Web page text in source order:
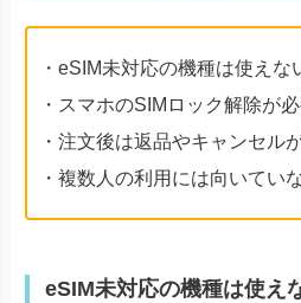
・eSIM未対応の機種は使えな
・スマホのSIMロック解除が
・注文後は返品やキャンセル
・複数人の利用には向いてい
eSIM未対応の機種は使え